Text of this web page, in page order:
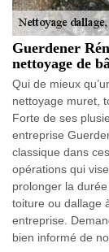
Guerdener
nettoyage de
Qui de mieux
nettoyage muret,
Forte de ses
entreprise
classique dans
opérations qui
prolonger la
toiture ou dallage
entreprise.
bien informé de